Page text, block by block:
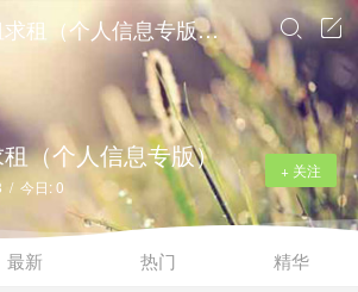
出租求租（个人信息专版）  

+ 关注
（个人信息专版）
/ 今日: 0
最新 热门 精华